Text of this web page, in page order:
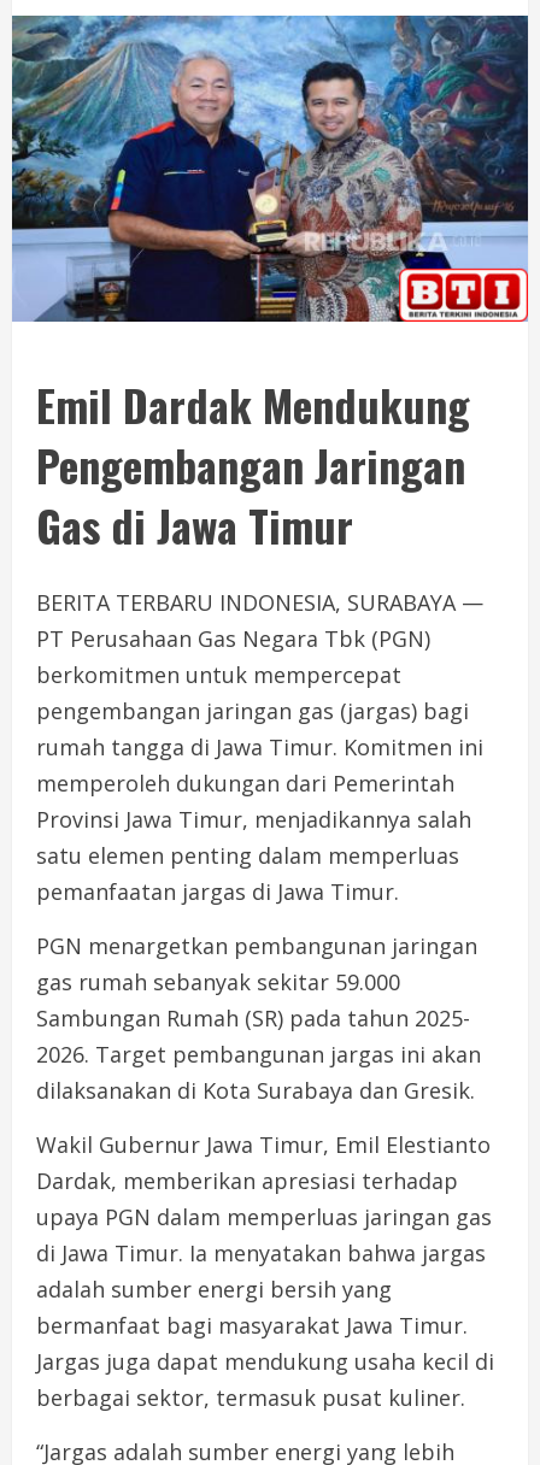
Emil Dardak Mendukung
Pengembangan Jaringan
Gas di Jawa Timur
BERITA TERBARU INDONESIA, SURABAYA —
PT Perusahaan Gas Negara Tbk (PGN)
berkomitmen untuk mempercepat
pengembangan jaringan gas (jargas) bagi
rumah tangga di Jawa Timur. Komitmen ini
memperoleh dukungan dari Pemerintah
Provinsi Jawa Timur, menjadikannya salah
satu elemen penting dalam memperluas
pemanfaatan jargas di Jawa Timur.
PGN menargetkan pembangunan jaringan
gas rumah sebanyak sekitar 59.000
Sambungan Rumah (SR) pada tahun 2025-
2026. Target pembangunan jargas ini akan
dilaksanakan di Kota Surabaya dan Gresik.
Wakil Gubernur Jawa Timur, Emil Elestianto
Dardak, memberikan apresiasi terhadap
upaya PGN dalam memperluas jaringan gas
di Jawa Timur. Ia menyatakan bahwa jargas
adalah sumber energi bersih yang
bermanfaat bagi masyarakat Jawa Timur.
Jargas juga dapat mendukung usaha kecil di
berbagai sektor, termasuk pusat kuliner.
“Jargas adalah sumber energi yang lebih